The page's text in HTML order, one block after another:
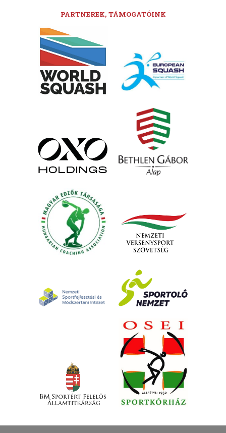
PARTNEREK, TÁMOGATÓINK